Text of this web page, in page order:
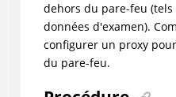
dehors du pare-feu
données d'examen).
configurer un proxy
du pare-feu.